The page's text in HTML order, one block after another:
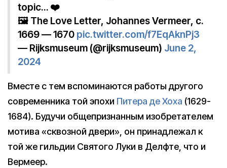
topic… ❤️
🖼️ The Love Letter, Johannes Vermeer, c.
1669 — 1670 pic.twitter.com/f7EqAknPj3
— Rijksmuseum (@rijksmuseum) June 2,
2024
Вместе с тем вспоминаются работы другого
современника той эпохи Питера де Хоха (1629-
1684). Будучи общепризнанным изобретателем
мотива «сквозной двери», он принадлежал к
той же гильдии Святого Луки в Делфте, что и
Вермеер.